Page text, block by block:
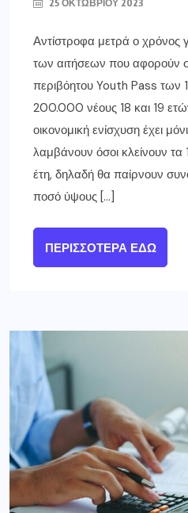
25 ΟΚΤΩΒΡΊΟΥ 2023
Αντίστροφα μετρά ο χρόνος
των αιτήσεων που αφορούν
περιβόητου Youth Pass των
200.000 νέους 18 και 19
οικονομική ενίσχυση έχει
λαμβάνουν όσοι κλείνουν τα
έτη, δηλαδή θα παίρνουν
ποσό ύψους […]
ΠΕΡΙΣΣΌΤΕΡΑ ΕΔΏ